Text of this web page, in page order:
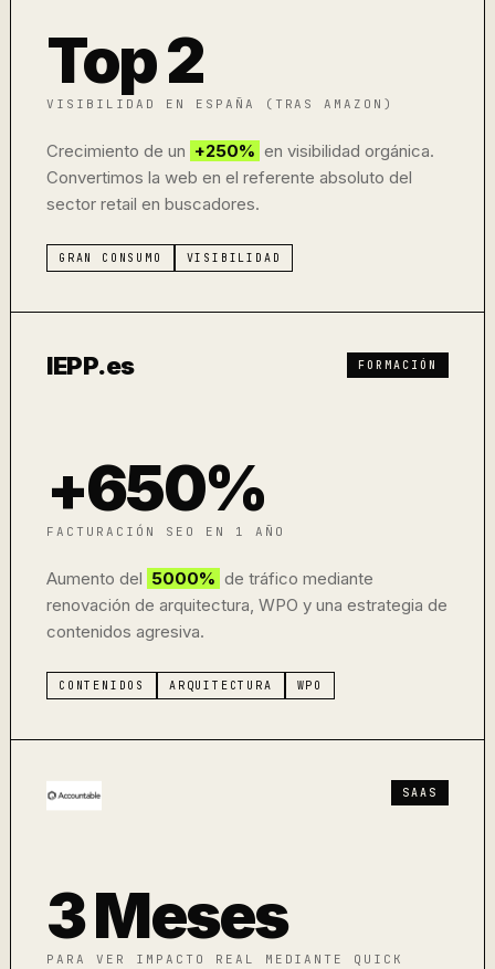
Top 2
VISIBILIDAD EN ESPAÑA (TRAS AMAZON)
Crecimiento de un +250% en visibilidad orgánica.
Convertimos la web en el referente absoluto del
sector retail en buscadores.
GRAN CONSUMO VISIBILIDAD
IEPP.es FORMACIÓN
+650%
FACTURACIÓN SEO EN 1 AÑO
Aumento del 5000% de tráfico mediante
renovación de arquitectura, WPO y una estrategia de
contenidos agresiva.
CONTENIDOS ARQUITECTURA WPO
SAAS
3 Meses
PARA VER IMPACTO REAL MEDIANTE QUICK